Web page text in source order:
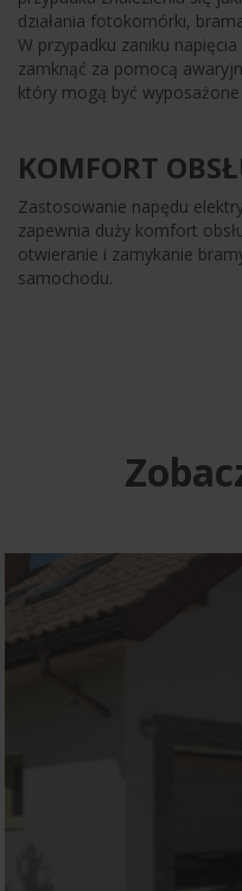
działania fotokomórki,
W przypadku zaniku
zamknąć za pomocą
który mogą być wyposażone
KOMFORT
Zastosowanie napędu
zapewnia duży komfort
otwieranie i zamykanie
samochodu.